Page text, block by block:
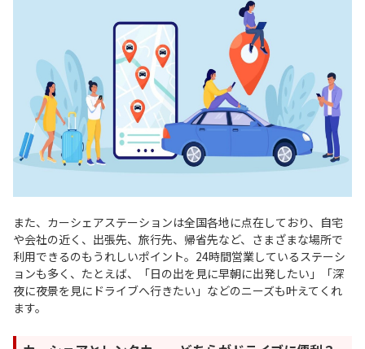
また、カーシェアステーションは全国各地に点在しており、自宅
や会社の近く、出張先、旅行先、帰省先など、さまざまな場所で
利用できるのもうれしいポイント。24時間営業しているステーシ
ョンも多く、たとえば、「日の出を見に早朝に出発したい」「深
夜に夜景を見にドライブへ行きたい」などのニーズも叶えてくれ
ます。